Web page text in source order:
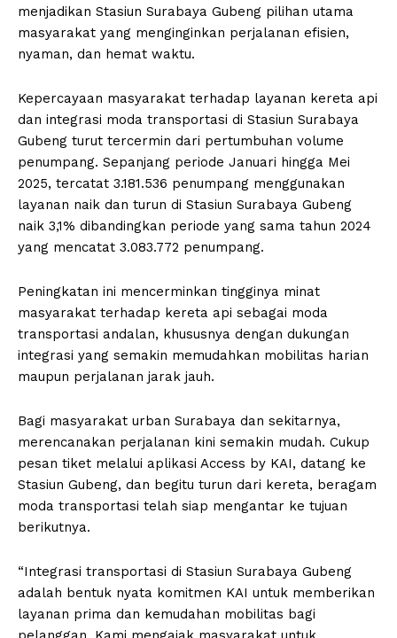
menjadikan Stasiun Surabaya Gubeng pilihan utama
masyarakat yang menginginkan perjalanan efisien,
nyaman, dan hemat waktu.
Kepercayaan masyarakat terhadap layanan kereta api
dan integrasi moda transportasi di Stasiun Surabaya
Gubeng turut tercermin dari pertumbuhan volume
penumpang. Sepanjang periode Januari hingga Mei
2025, tercatat 3.181.536 penumpang menggunakan
layanan naik dan turun di Stasiun Surabaya Gubeng
naik 3,1% dibandingkan periode yang sama tahun 2024
yang mencatat 3.083.772 penumpang.
Peningkatan ini mencerminkan tingginya minat
masyarakat terhadap kereta api sebagai moda
transportasi andalan, khususnya dengan dukungan
integrasi yang semakin memudahkan mobilitas harian
maupun perjalanan jarak jauh.
Bagi masyarakat urban Surabaya dan sekitarnya,
merencanakan perjalanan kini semakin mudah. Cukup
pesan tiket melalui aplikasi Access by KAI, datang ke
Stasiun Gubeng, dan begitu turun dari kereta, beragam
moda transportasi telah siap mengantar ke tujuan
berikutnya.
“Integrasi transportasi di Stasiun Surabaya Gubeng
adalah bentuk nyata komitmen KAI untuk memberikan
layanan prima dan kemudahan mobilitas bagi